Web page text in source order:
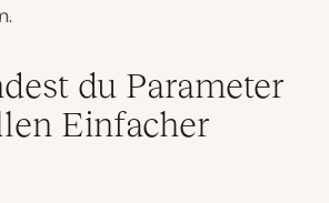
du Parameter
Einfacher